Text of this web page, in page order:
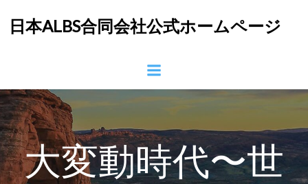
ン
ツ
へ
ッ
プ
日本ALBS合同会社公式ホームページ
大変動時代〜世